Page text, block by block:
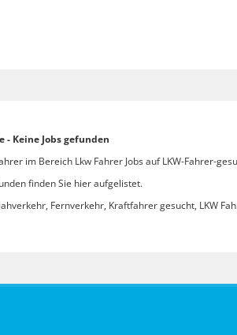
- Keine Jobs gefunden
im Bereich Lkw Fahrer Jobs auf LKW-Fahrer-
finden Sie hier aufgelistet.
Fernverkehr, Kraftfahrer gesucht, LKW